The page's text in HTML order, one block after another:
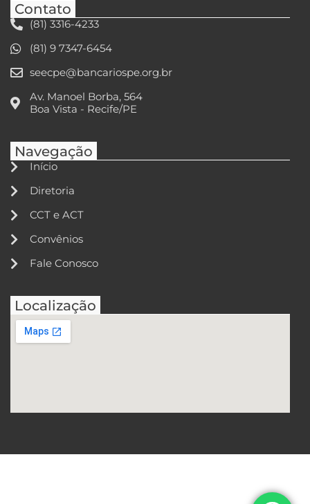
Contato
(81) 3316-4233
(81) 9 7347-6454
seecpe@bancariospe.org.br
Av. Manoel Borba, 564
Boa Vista - Recife/PE
Navegação
Início
Diretoria
CCT e ACT
Convênios
Fale Conosco
Localização